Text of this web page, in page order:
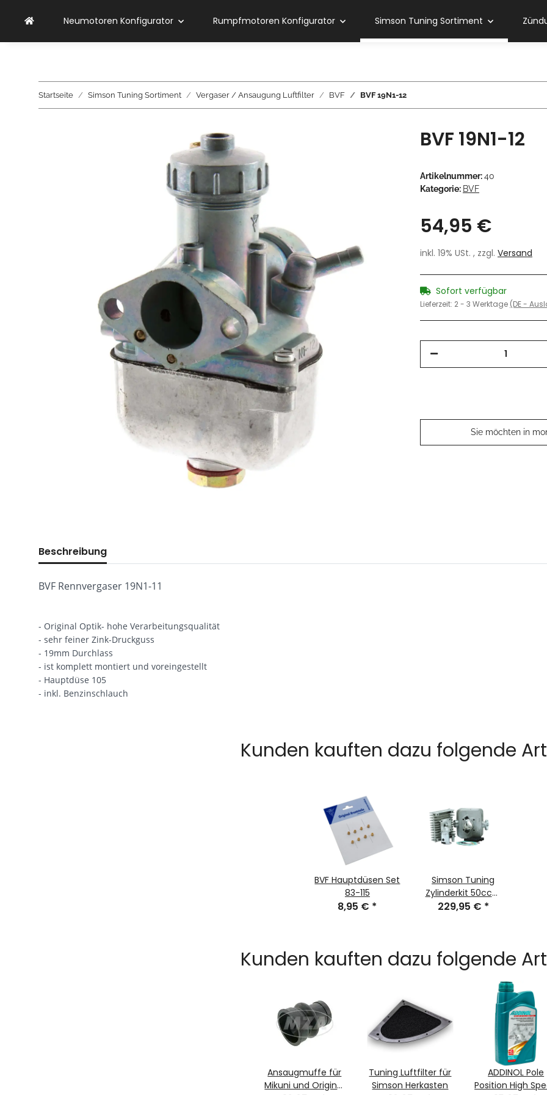
Neumotoren Konfigurator Rumpfmotoren Konfigurator Simson Tuning Sortiment
Startseite Simson Tuning Sortiment Vergaser / Ansaugung Luftfilter BVF BVF 19N1-12
BVF 19N1-12
Artikelnummer:40
Kategorie: BVF
54,95 €
inkl. 19% USt. , zzgl. Versand
Sofort verfügbar
Lieferzeit: 2 - 3 Werktage (DE -
Sie möchten in
Beschreibung
BVF Rennvergaser 19N1-11
- Original Optik- hohe Verarbeitungsqualität
- sehr feiner Zink-Druckguss
- 19mm Durchlass
- ist komplett montiert und voreingestellt
- Hauptdüse 105
- inkl. Benzinschlauch
Kunden kauften dazu folgende
BVF Hauptdüsen Set
83-115
8,95 € *
Simson Tuning
Zylinderkit 50ccm
Stage2
229,95 € *
Kunden kauften dazu folgende
Ansaugmuffe für
Mikuni und Original
Tuning Luftfilter für
Simson Herkasten
ADDINOL Pole
Position High